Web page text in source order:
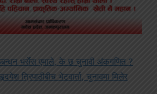
भर्सेस एमाले, के छ चुनावी अंकगणित ?
त्रिपाठीबीच भेटवार्ता, चुनावमा मिलेर